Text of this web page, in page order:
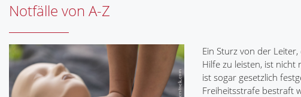
Notfälle von A-Z
Ein Sturz von der
Hilfe zu leisten, ist
ist sogar gesetzlich
Freiheitsstrafe bestraft